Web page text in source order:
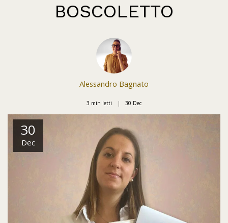
BOSCOLETTO
Alessandro Bagnato
3 min letti 30 Dec
30
Dec